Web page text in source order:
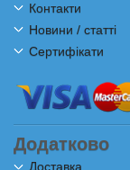
Контакти
Новини / статті
Сертифікати
Додатково
Доставка